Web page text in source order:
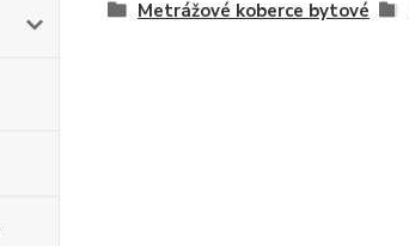
Metrážové koberce bytové